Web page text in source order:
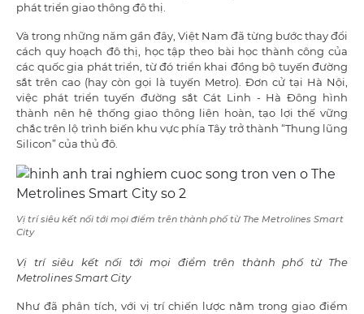
phát triển giao thông đô thị.
Và trong những năm gần đây, Việt Nam đã từng bước thay đổi
cách quy hoạch đô thị, học tập theo bài học thành công của
các quốc gia phát triển, từ đó triển khai đồng bộ tuyến đường
sắt trên cao (hay còn gọi là tuyến Metro). Đơn cử tại Hà Nội,
việc phát triển tuyến đường sắt Cát Linh - Hà Đông hình
thành nên hệ thống giao thông liên hoàn, tạo lợi thế vững
chắc trên lộ trình biến khu vực phía Tây trở thành “Thung lũng
Silicon” của thủ đô.
Vị trí siêu kết nối tới mọi điểm trên thành phố từ The Metrolines Smart
City
Vị trí siêu kết nối tới mọi điểm trên thành phố từ The
Metrolines Smart City
Như đã phân tích, với vị trí chiến lược nằm trong giao điểm